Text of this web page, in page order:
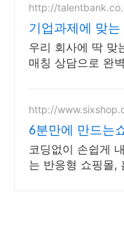
http://
기업과제에 맞는
분야별 전문성
우리 회사에 딱 맞
매칭 상담으로 완
가 2주내 투입!
http://
6분만에 만드는
코딩없이 손쉽게
는 반응형 쇼핑몰,